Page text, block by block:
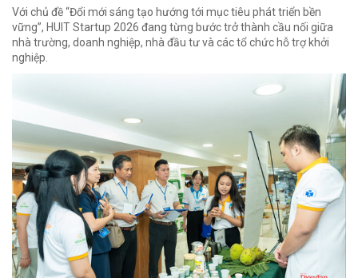
Với chủ đề “Đổi mới sáng tạo hướng tới mục tiêu phát triển bền
vững”, HUIT Startup 2026 đang từng bước trở thành cầu nối giữa
nhà trường, doanh nghiệp, nhà đầu tư và các tổ chức hỗ trợ khởi
nghiệp.